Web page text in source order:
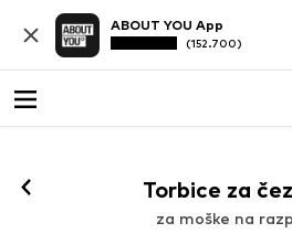
ABOUT YOU App
(152.700)
Torbice za
za moške na